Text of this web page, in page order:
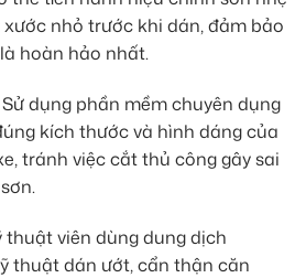
nhỏ trước khi dán, đảm bảo
hoàn hảo nhất.
dụng phần mềm chuyên dụng
kích thước và hình dáng của
tránh việc cắt thủ công gây sai
thuật viên dùng dung dịch
thuật dán ướt, cẩn thận căn